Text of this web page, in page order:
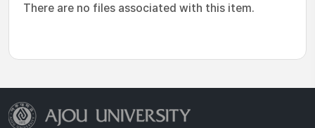
There are no files associated with this item.